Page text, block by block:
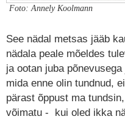
Foto: Annely Koolmann
See nädal metsas jääb
nädala peale mõeldes
ja ootan juba
mida enne olin tundnud,
pärast õppust ma
võimatu - kui oled ikka